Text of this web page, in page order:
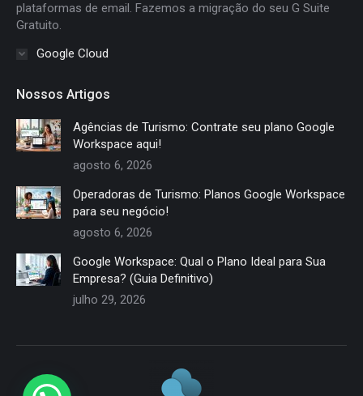
plataformas de email. Fazemos a migração do seu G Suite
Gratuito.
Google Cloud
Nossos Artigos
Agências de Turismo: Contrate seu plano Google
Workspace aqui!
agosto 6, 2026
Operadoras de Turismo: Planos Google Workspace
para seu negócio!
agosto 6, 2026
Google Workspace: Qual o Plano Ideal para Sua
Empresa? (Guia Definitivo)
julho 29, 2026